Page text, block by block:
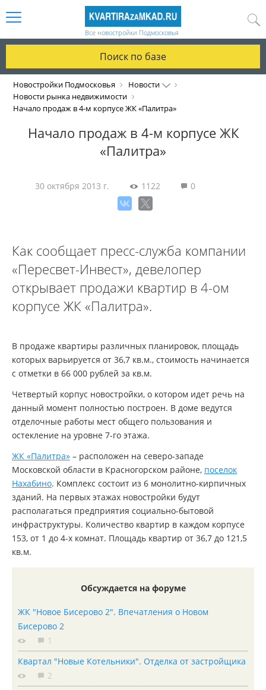
Все новостройки Подмосковья
Поиск по базе
Новостройки Подмосковья
Новости
Новости рынка недвижимости
Начало продаж в 4-м корпусе ЖК «Палитра»
Начало продаж в 4-м корпусе ЖК
«Палитра»
30 октября 2013 г. 1122 0
Как сообщает пресс-служба компании
«Пересвет-Инвест», девелопер
открывает продажи квартир в 4-ом
корпусе ЖК «Палитра».
В продаже квартиры различных планировок, площадь
которых варьируется от 36,7 кв.м., стоимость начинается
с отметки в 66 000 рублей за кв.м.
Четвертый корпус новостройки, о котором идет речь на
данный момент полностью построен. В доме ведутся
отделочные работы мест общего пользования и
остекление на уровне 7-го этажа.
ЖК «Палитра» – расположен на северо-западе
Московской области в Красногорском районе, поселок
Нахабино. Комплекс состоит из 6 монолитно-кирпичных
зданий. На первых этажах новостройки будут
располагаться предприятия социально-бытовой
инфраструктуры. Количество квартир в каждом корпусе
153, от 1 до 4-х комнат. Площадь квартир от 36,7 до 121,5
кв.м.
Обсуждается на форуме
ЖК "Новое Бисерово 2". Впечатления о Новом
Бисерово 2
1
Квартал "Новые Котельники". Отделка от застройщика
2